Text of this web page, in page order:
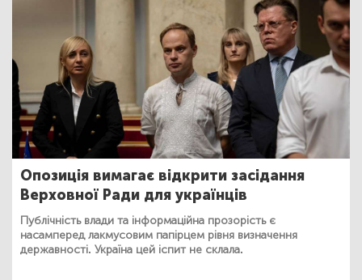
Опозиція вимагає відкрити засідання
Верховної Ради для українців
Публічність влади та інформаційна прозорість є
насамперед лакмусовим папірцем рівня визначення
державності. Україна цей іспит не склала.